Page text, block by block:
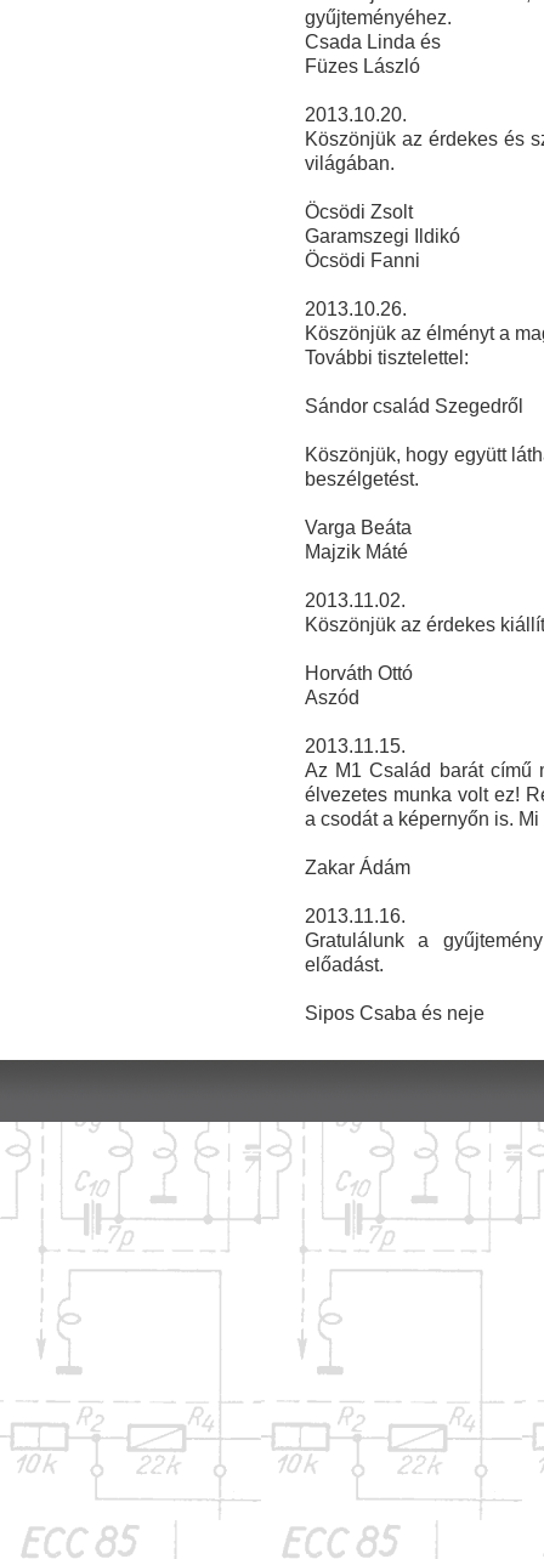
gyűjteményéhez.
Csada Linda és
Füzes László
2013.10.20.
Köszönjük az érdekes és
világában.
Öcsödi Zsolt
Garamszegi Ildikó
Öcsödi Fanni
2013.10.26.
Köszönjük az élményt a
További tisztelettel:
Sándor család Szegedről
Köszönjük, hogy együtt
beszélgetést.
Varga Beáta
Majzik Máté
2013.11.02.
Köszönjük az érdekes
Horváth Ottó
Aszód
2013.11.15.
Az M1 Család barát című
élvezetes munka volt ez!
a csodát a képernyőn is.
Zakar Ádám
2013.11.16.
Gratulálunk a
előadást.
Sipos Csaba és neje